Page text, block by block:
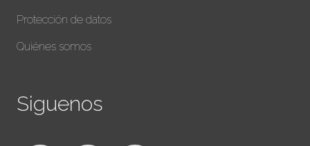
Protección de datos
Quiénes somos
Siguenos